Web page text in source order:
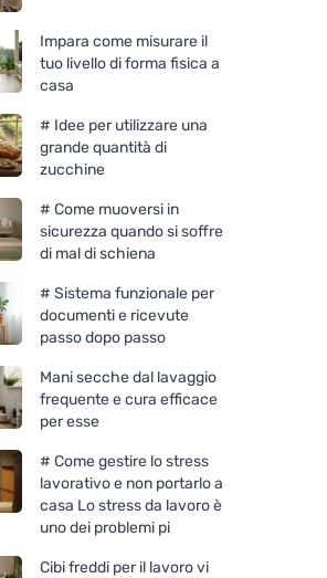
Impara come misurare il
tuo livello di forma fisica a
casa
# Idee per utilizzare una
grande quantità di
zucchine
# Come muoversi in
sicurezza quando si soffre
di mal di schiena
# Sistema funzionale per
documenti e ricevute
passo dopo passo
Mani secche dal lavaggio
frequente e cura efficace
per esse
# Come gestire lo stress
lavorativo e non portarlo a
casa Lo stress da lavoro è
uno dei problemi pi
Cibi freddi per il lavoro vi